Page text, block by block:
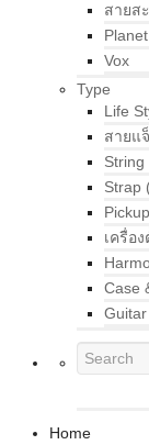
สายส
Vox
Type
Life
สายแ
Strap
เครื่อ
Case
Home